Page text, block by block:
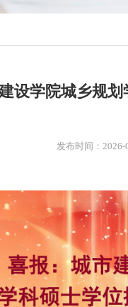
喜报：我院学子在2026WUPENiCity城市可持续调研报告国际竞赛中荣获三等奖 喜报——金奖
设学院城乡规
发布时间：2026-